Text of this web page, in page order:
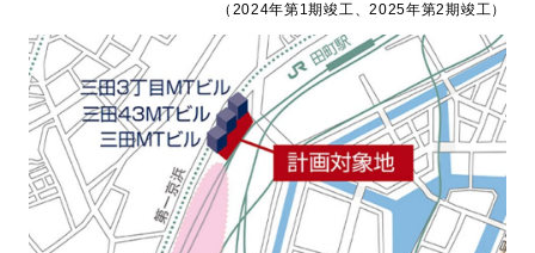
（2024年第1期竣工、2025年第2期竣工）